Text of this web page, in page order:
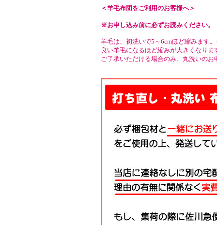
＜羊毛布団をご利用のお客様へ＞
※お申し込み前に必ずお読みください。
羊毛は、初洗いで5～6cmほど縮みます
良い羊毛になるほど縮みが大きくなりま
ご了承いただける場合のみ、丸洗いの